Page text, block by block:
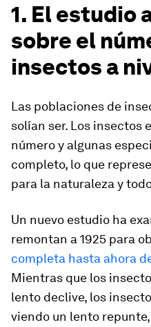
1. El estudio
sobre el
insectos a
Las poblaciones de
solían ser. Los insectos
número y algunas
completo, lo que
para la naturaleza y
Un nuevo estudio ha
remontan a 1925 para
completa hasta ahora
Mientras que los
lento declive, los
viendo un lento